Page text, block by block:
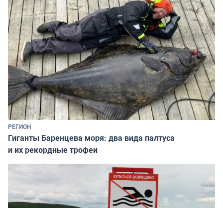
РЕГИОН
Гиганты Баренцева моря: два вида палтуса
и их рекордные трофеи